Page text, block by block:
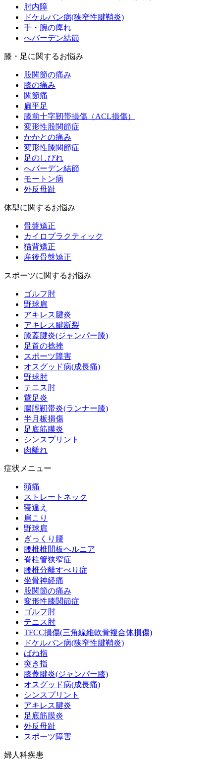
肘内障
ドケルバン病(狭窄性腱鞘炎)
手・腕の痺れ
へバーデン結節
膝・足に関するお悩み
股関節の痛み
膝の痛み
関節痛
扁平足
膝前十字靭帯損傷（ACL損傷）
変形性股関節症
かかとの痛み
変形性膝関節症
足のしびれ
へバーデン結節
モートン病
外反母趾
体型に関するお悩み
骨盤矯正
カイロプラクティック
猫背矯正
産後骨盤矯正
スポーツに関するお悩み
ゴルフ肘
野球肩
アキレス腱炎
アキレス腱断裂
膝蓋腱炎(ジャンパー膝)
足首の捻挫
スポーツ障害
オスグッド病(成長痛)
野球肘
テニス肘
鵞足炎
腸脛靭帯炎(ランナー膝)
半月板損傷
足底筋膜炎
シンスプリント
肉離れ
症状メニュー
頭痛
ストレートネック
寝違え
肩こり
野球肩
ぎっくり腰
腰椎椎間板ヘルニア
脊柱管狭窄症
腰椎分離すべり症
坐骨神経痛
股関節の痛み
変形性膝関節症
ゴルフ肘
テニス肘
TFCC損傷(三角線維軟骨複合体損傷)
ドケルバン病(狭窄性腱鞘炎)
ばね指
突き指
膝蓋腱炎(ジャンパー膝)
オスグッド病(成長痛)
シンスプリント
アキレス腱炎
足底筋膜炎
外反母趾
スポーツ障害
婦人科疾患